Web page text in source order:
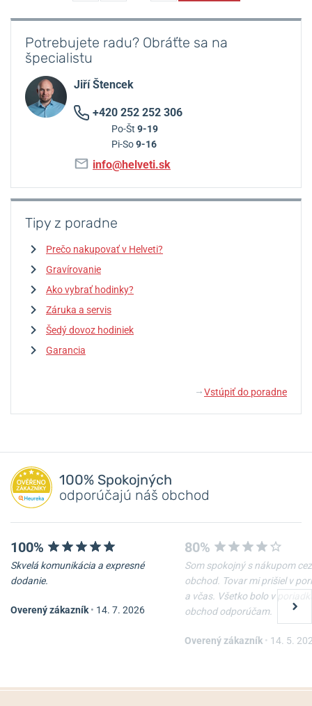
Potrebujete radu? Obráťte sa na
špecialistu
Jiří Štencek
+420 252 252 306
Po-Št 9-19
Pi-So9-16
info@helveti.sk
Tipy z poradne
Prečo nakupovať v Helveti?
Gravírovanie
Ako vybrať hodinky?
Záruka a servis
Šedý dovoz hodiniek
Garancia
↓ Vstúpiť do poradne
100% Spokojných
odporúčajú náš obchod
100%
Skvelá komunikácia a expresné
dodanie.
Overený zákazník • 14. 7. 2026
80%
Som spokojný s nákupom cez
obchod. Tovar mi prišiel v
a včas. Všetko bolo v
obchod odporúčam.
Overený zákazník • 14. 5.